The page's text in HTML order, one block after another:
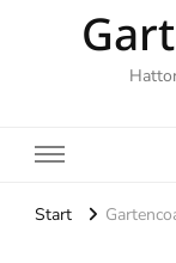
Start